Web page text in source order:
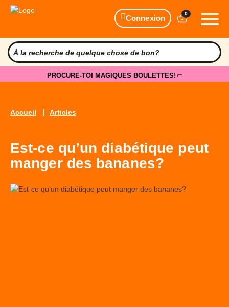
Connexion
0
PROCURE-TOI MAGIQUES BOULETTES!
Accueil Articles
Est-ce qu’un diabétique peut
manger des bananes?